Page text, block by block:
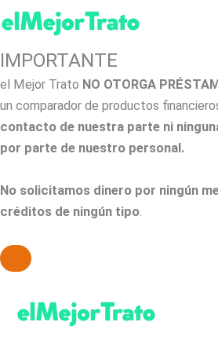
IMPORTANTE
el Mejor Trato NO OTORGA
un comparador de productos
contacto de nuestra parte ni
por parte de nuestro personal.
No solicitamos dinero por ningún
créditos de ningún tipo.
contenido